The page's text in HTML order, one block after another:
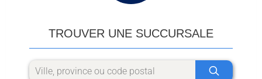
TROUVER UNE SUCCURSALE